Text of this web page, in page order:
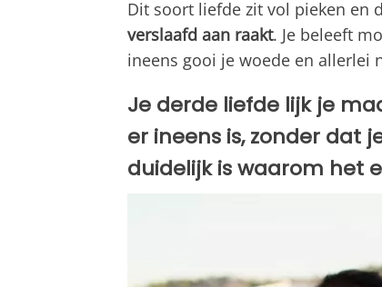
Dit soort liefde zit vol pieken en
verslaafd aan raakt. Je beleeft
ineens gooi je woede en allerlei
Je derde liefde lijk je
er ineens is, zonder dat
duidelijk is waarom het